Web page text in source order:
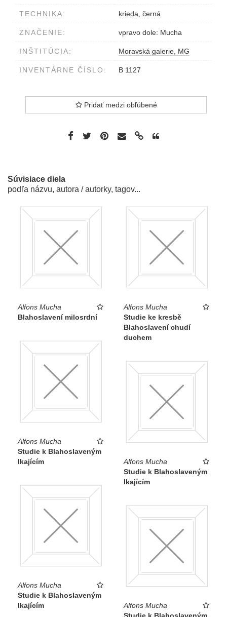
TECHNIKA: krieda, černá
ZNAČENIE: vpravo dole: Mucha
INŠTITÚCIA: Moravská galerie, MG
INVENTÁRNE ČÍSLO: B 1127
Pridať medzi obľúbené
Súvisiace diela
podľa názvu, autora / autorky, tagov...
Alfons Mucha
Blahoslavení milosrdní
Alfons Mucha
Studie ke kresbě
Blahoslavení chudí
duchem
Alfons Mucha
Studie k Blahoslaveným
lkajícím
Alfons Mucha
Studie k Blahoslaveným
lkajícím
Alfons Mucha
Studie k Blahoslaveným
lkajícím
Alfons Mucha